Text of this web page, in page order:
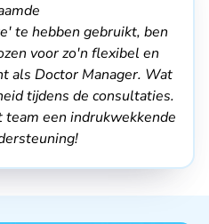
te hebben gebruikt, ben
voor zo'n flexibel en
als Doctor Manager. Wat
tijdens de consultaties.
een indrukwekkende